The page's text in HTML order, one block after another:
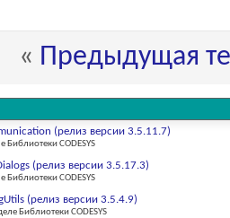
« Предыдущая
(релиз версии 3.5.11.7)
Библиотеки CODESYS
(релиз версии 3.5.17.3)
Библиотеки CODESYS
(релиз версии 3.5.4.9)
Библиотеки CODESYS